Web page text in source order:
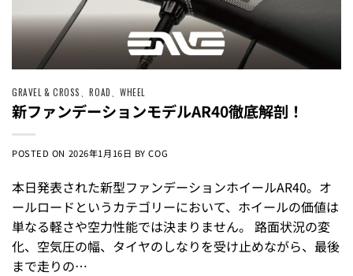
GRAVEL & CROSS、ROAD、WHEEL
新ファンデーションモデルAR40徹底解剖！
POSTED ON 2026年1月16日 BYCOG
本日発表された新型ファンデーションホイールAR40。オ
ールロードというカテゴリーにおいて、ホイールの価値は
単なる軽さや空力性能では決まりません。 路面状況の変
化、空気圧の幅、タイヤのしなりを受け止めながら、最後
まで走りの…